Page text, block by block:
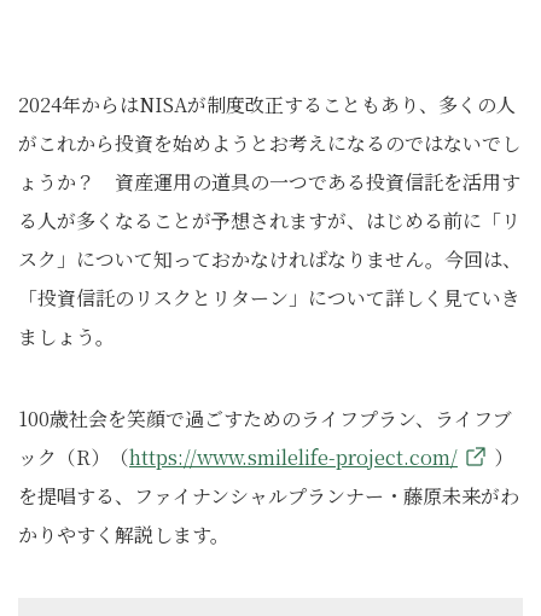
2024年からはNISAが制度改正することもあり、多くの人
がこれから投資を始めようとお考えになるのではないでし
ょうか？ 資産運用の道具の一つである投資信託を活用す
る人が多くなることが予想されますが、はじめる前に「リ
スク」について知っておかなければなりません。今回は、
「投資信託のリスクとリターン」について詳しく見ていき
ましょう。
100歳社会を笑顔で過ごすためのライフプラン、ライフブ
ック（R）（https://www.smilelife-project.com/
）
を提唱する、ファイナンシャルプランナー・藤原未来がわ
かりやすく解説します。